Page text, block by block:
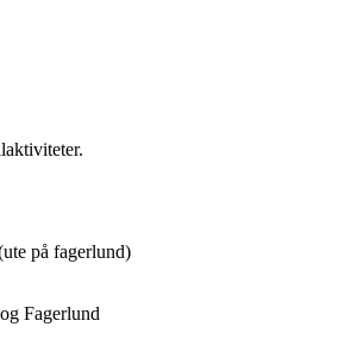
på fagerlund)
Fagerlund